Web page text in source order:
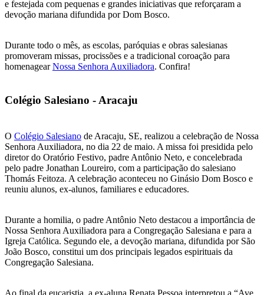
e festejada com pequenas e grandes iniciativas que reforçaram a
devoção mariana difundida por Dom Bosco.
Durante todo o mês, as escolas, paróquias e obras salesianas
promoveram missas, procissões e a tradicional coroação para
homenagearNossa Senhora Auxiliadora. Confira!
Colégio Salesiano - Aracaju
O Colégio Salesiano de Aracaju, SE, realizou a celebração de Nossa
Senhora Auxiliadora, no dia 22 de maio. A missa foi presidida pelo
diretor do Oratório Festivo, padre Antônio Neto, e concelebrada
pelo padre Jonathan Loureiro, com a participação do salesiano
Thomás Feitoza. A celebração aconteceu no Ginásio Dom Bosco e
reuniu alunos, ex-alunos, familiares e educadores.
Durante a homilia, o padre Antônio Neto destacou a importância de
Nossa Senhora Auxiliadora para a Congregação Salesiana e para a
Igreja Católica. Segundo ele, a devoção mariana, difundida por São
João Bosco, constitui um dos principais legados espirituais da
Congregação Salesiana.
Ao final da eucaristia, a ex-aluna Renata Pessoa interpretou a “Ave